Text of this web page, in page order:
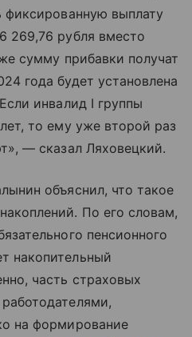
фиксированную выплату
269,76 рубля вместо
сумму прибавки получат
года будет установлена
инвалид I группы
то ему уже второй раз
— сказал Ляховецкий.
объяснил, что такое
По его словам,
пенсионного
накопительный
часть страховых
на формирование